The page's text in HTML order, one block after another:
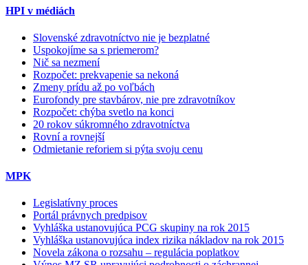
HPI v médiách
Slovenské zdravotníctvo nie je bezplatné
Uspokojíme sa s priemerom?
Nič sa nezmení
Rozpočet: prekvapenie sa nekoná
Zmeny prídu až po voľbách
Eurofondy pre stavbárov, nie pre zdravotníkov
Rozpočet: chýba svetlo na konci
20 rokov súkromného zdravotníctva
Rovní a rovnejší
Odmietanie reforiem si pýta svoju cenu
MPK
Legislatívny proces
Portál právnych predpisov
Vyhláška ustanovujúca PCG skupiny na rok 2015
Vyhláška ustanovujúca index rizika nákladov na rok 2015
Novela zákona o rozsahu – regulácia poplatkov